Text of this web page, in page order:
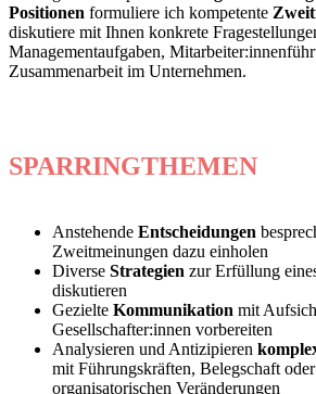
Positionen formuliere ich kompetente
diskutiere mit Ihnen konkrete
Managementaufgaben,
Zusammenarbeit im Unternehmen.
SPARRINGTHEMEN
Anstehende Entscheidungen
Zweitmeinungen dazu einholen
Diverse Strategien zur Erfüllung
diskutieren
Gezielte Kommunikation mit
Gesellschafter:innen vorbereiten
Analysieren und Antizipieren
mit Führungskräften, Belegschaft
organisatorischen Veränderungen